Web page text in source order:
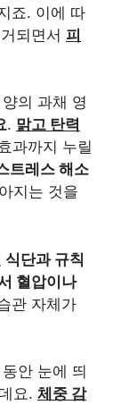
죠. 이에 따
되면서 피
의 과채 영
. 맑고 탄력
과까지 누릴
트레스 해소
지는 것을
식단과 규칙
혈압이나
관 자체가
안 눈에 띄
요. 체중 감